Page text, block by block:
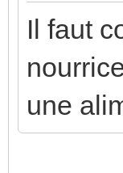
Il faut
une